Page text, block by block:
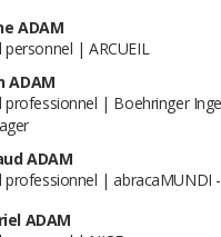
ADAM
personnel | ARCUEIL
ADAM
professionnel | Boehringer
ADAM
professionnel | abracaMUNDI
ADAM